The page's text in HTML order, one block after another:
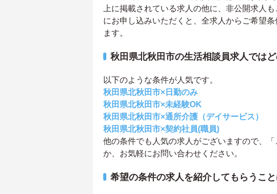
上に掲載されている求人の他に、非公開求人も
にお申し込みいただくと、全求人からご希望
ます。
秋田県北秋田市の生活相談員求人では
以下のような条件が人気です。
秋田県北秋田市×日勤のみ
秋田県北秋田市×未経験OK
秋田県北秋田市×通所介護（デイサービス）
秋田県北秋田市×契約社員(職員)
他の条件でも人気の求人がございますので、
か、お気軽にお問い合わせください。
希望の条件の求人を紹介してもらうこ